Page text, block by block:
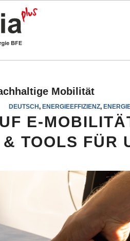
Mobilität
DEUTSCH,ENERGIEEFFIZIENZ,
E-
TOOLS FÜR